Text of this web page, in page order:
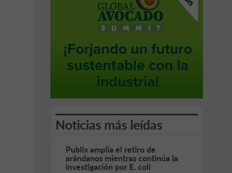
Noticias más leídas
Publix amplía el retiro de
arándanos mientras continúa la
investigación por E. coli